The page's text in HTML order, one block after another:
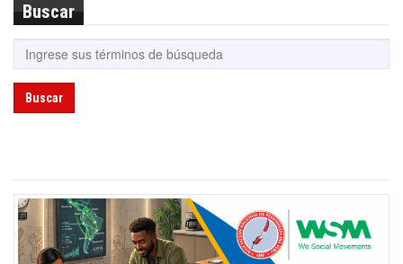
Buscar
Buscar